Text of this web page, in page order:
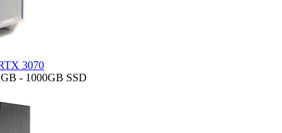
3070
- 1000GB SSD